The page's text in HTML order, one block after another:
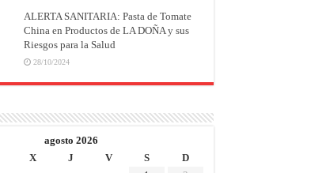
ALERTA SANITARIA: Pasta de Tomate
China en Productos de LA DOÑA y sus
Riesgos para la Salud
28/10/2024
agosto 2026
X J V S
D